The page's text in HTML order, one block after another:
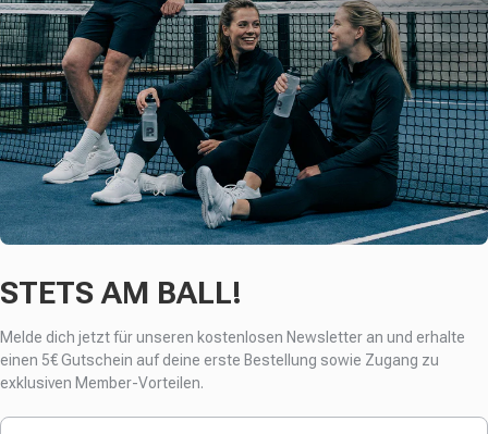
STETS AM BALL!
Melde dich jetzt für unseren kostenlosen Newsletter an und erhalte
einen 5€ Gutschein auf deine erste Bestellung sowie Zugang zu
exklusiven Member-Vorteilen.